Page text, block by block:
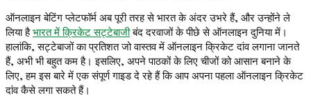
ऑनलाइन बेटिंग प्लेटफॉर्म अब पूरी तरह से भारत के अंदर उभरे हैं, और उन्होंने ले
लिया हैभारत में क्रिकेट सट्टेबाजीबंद दरवाजों के पीछे से ऑनलाइन दुनिया में।
हालांकि, सट्टेबाजों का प्रतिशत जो वास्तव में ऑनलाइन क्रिकेट दांव लगाना जानते
हैं, अभी भी बहुत कम है। इसलिए, अपने पाठकों के लिए चीजों को आसान बनाने के
लिए, हम इस बारे में एक संपूर्ण गाइड दे रहे हैं कि आप अपना पहला ऑनलाइन क्रिकेट
दांव कैसे लगा सकते हैं।